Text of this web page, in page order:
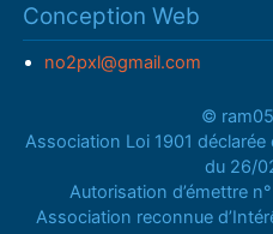
Conception Web
no2pxl@gmail.com
©
Association Loi 1901 déclarée
du 26/
Autorisation d’émettre
Association reconnue